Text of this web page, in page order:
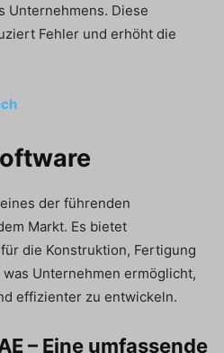
Unternehmens. Diese
Fehler und erhöht die
der führenden
Markt. Es bietet
die Konstruktion, Fertigung
Unternehmen ermöglicht,
effizienter zu entwickeln.
– Eine umfassende